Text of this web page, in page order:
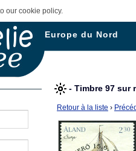
our cookie policy.
Europe du Nord
- Timbre 97 sur
Retour à la liste ›